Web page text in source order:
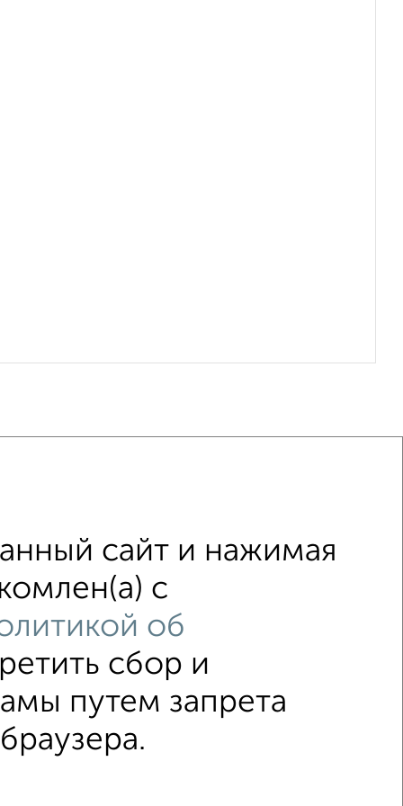
с центральным отоплением
площадью до 70 м²
Без посредников Вторичное жилье
сайт и нажимая
с
об
сбор и
путем запрета